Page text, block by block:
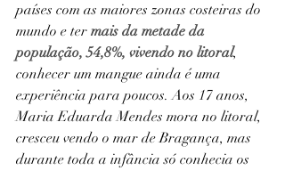
países com as maiores zonas costeiras do
mundo e ter mais da metade da
população, 54,8%, vivendo no litoral,
conhecer um mangue ainda é uma
experiência para poucos. Aos 17 anos,
Maria Eduarda Mendes mora no litoral,
cresceu vendo o mar de Bragança, mas
durante toda a infância só conhecia os